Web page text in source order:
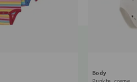
Body